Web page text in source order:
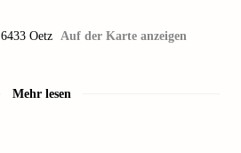
6433 Oetz Auf der Karte anzeigen
Mehr lesen